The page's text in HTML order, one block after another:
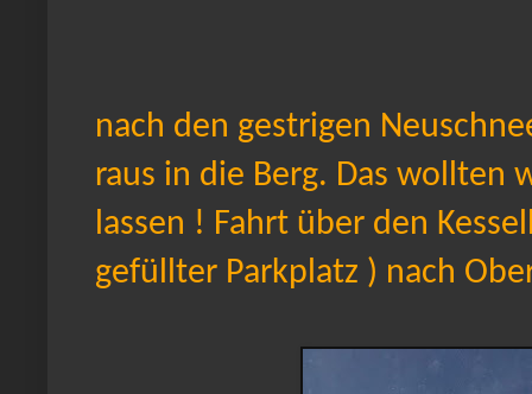
nach den gestrigen
raus in die Berg. Das wollten
lassen ! Fahrt über den
gefüllter Parkplatz ) nach